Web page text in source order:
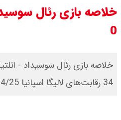
تشکیل
0
خلاصه بازی رئال سوسیداد -
34 رقابت‌های لالیگا اسپانیا 2024/25